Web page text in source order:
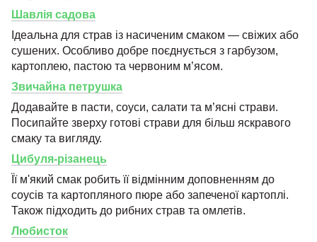
Шавлія садова
Ідеальна для страв із насиченим смаком — свіжих або
сушених. Особливо добре поєднується з гарбузом,
картоплею, пастою та червоним м’ясом.
Звичайна петрушка
Додавайте в пасти, соуси, салати та м’ясні страви.
Посипайте зверху готові страви для більш яскравого
смаку та вигляду.
Цибуля-різанець
Її м'який смак робить її відмінним доповненням до
соусів та картопляного пюре або запеченої картоплі.
Також підходить до рибних страв та омлетів.
Любисток